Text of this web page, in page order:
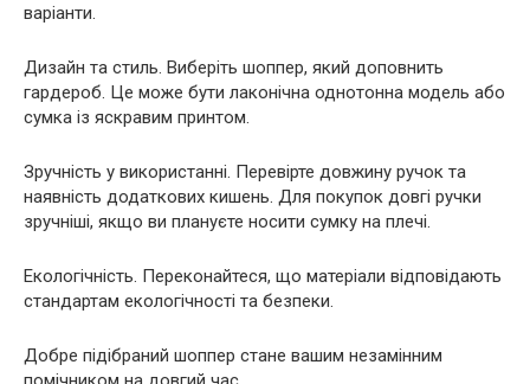
варіанти.
Дизайн та стиль. Виберіть шоппер, який доповнить
гардероб. Це може бути лаконічна однотонна модель або
сумка із яскравим принтом.
Зручність у використанні. Перевірте довжину ручок та
наявність додаткових кишень. Для покупок довгі ручки
зручніші, якщо ви плануєте носити сумку на плечі.
Екологічність. Переконайтеся, що матеріали відповідають
стандартам екологічності та безпеки.
Добре підібраний шоппер стане вашим незамінним